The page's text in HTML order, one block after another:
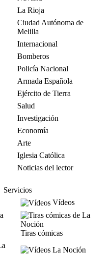
La Rioja
Ciudad Autónoma de
Melilla
Internacional
Bomberos
Policía Nacional
Armada Española
Ejército de Tierra
Salud
Investigación
Economía
Arte
Iglesia Católica
Noticias del lector
Servicios
Vídeos
Tiras cómicas